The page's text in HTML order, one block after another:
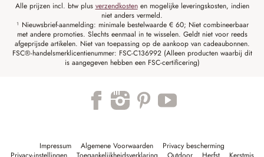
Alle prijzen incl. btw plus verzendkostenen mogelijke leveringskosten, indien
niet anders vermeld.
¹ Nieuwsbrief-aanmelding: minimale bestelwaarde € 60; Niet combineerbaar
met andere promoties. Slechts eenmaal in te wisselen. Geldt niet voor reeds
afgeprijsde artikelen. Niet van toepassing op de aankoop van cadeaubonnen.
FSC®-handelsmerklicentienummer: FSC-C136992 (Alleen producten waarbij dit
is aangegeven hebben een FSC-certificering)
Impressum Algemene Voorwaarden
Privacy bescherming